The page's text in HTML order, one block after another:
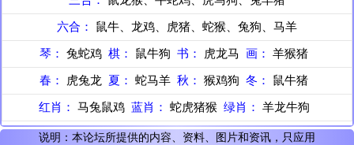
六合： 鼠牛、龙鸡、虎猪、蛇猴、兔狗、马羊
琴： 兔蛇鸡 棋： 鼠牛狗 书： 虎龙马 画： 羊猴猪
春：
虎兔龙 夏： 蛇马羊 秋： 猴鸡狗 冬： 鼠牛猪
红肖： 马兔鼠鸡 蓝肖： 蛇虎猪猴 绿肖： 羊龙牛狗
说明：本论坛所提供的内容、资料、图片和资讯，只应用